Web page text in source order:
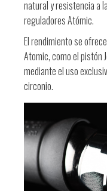
natural y resistencia a
reguladores Atómic.
El rendimiento se
Atomic, como el pistón
mediante el uso
circonio.